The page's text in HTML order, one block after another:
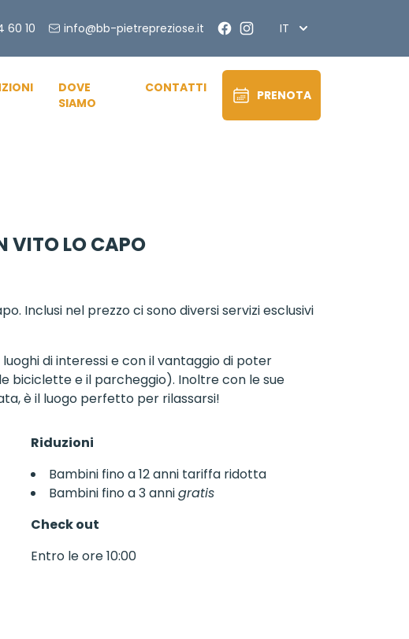
60 10 info@bb-pietrepreziose.it Facebook
Instagram
IT
DOVE
SIAMO
CONTATTI PRENOTA
VITO LO CAPO
Inclusi nel prezzo ci sono diversi servizi esclusivi
di interessi e con il vantaggio di poter
biciclette e il parcheggio). Inoltre con le sue
è il luogo perfetto per rilassarsi!
Riduzioni
Bambini fino a 12 anni tariffa ridotta
Bambini fino a 3 annigratis
Check out
Entro le ore 10:00